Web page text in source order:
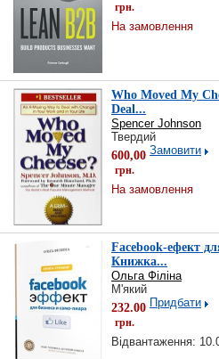
грн.
На замовлення
Who Moved My
Deal...
Spencer Johnson
Твердий
600,00
грн.
Замовити
На замовлення
Facebook-ефект
Книжка...
Ольга Філіна
М'який
232.00
грн.
Придбати
Відвантаження: